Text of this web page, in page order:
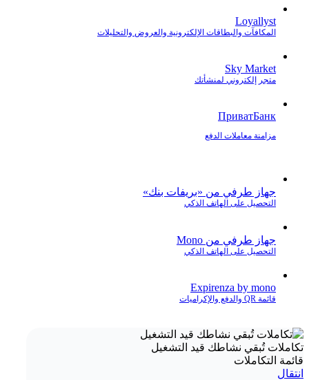
Loyallyst
المكافآت والبطاقات الإلكترونية والعروض والتحليلات
Sky Market
متجر إلكتروني لمنشأتك
ПриватБанк
مزامنة معاملات الدفع
جهاز طرفي من «بريفات بنك»
التحصيل على الهاتف الذكي
جهاز طرفي من Mono
التحصيل على الهاتف الذكي
Expirenza by mono
قائمة QR والدفع والإكراميات
تكاملات تُبقي نشاطك قيد التشغيل
قائمة التكاملات
انتقال